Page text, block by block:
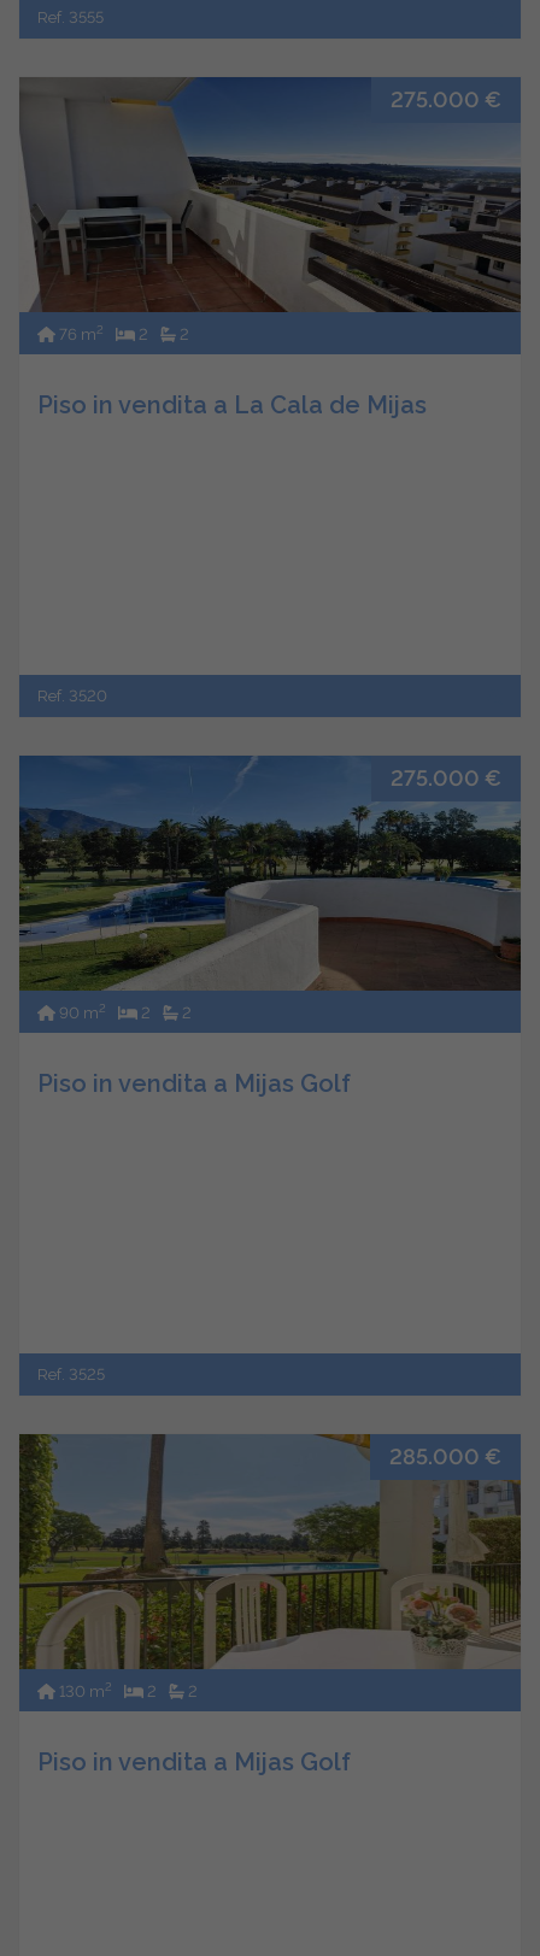
Ref. 3555
275.000 €
76 m2 2 2
Piso in vendita a La Cala de Mijas
Ref. 3520
275.000 €
90 m2 2 2
Piso in vendita a Mijas Golf
Ref. 3525
285.000 €
130 m2 2 2
Piso in vendita a Mijas Golf